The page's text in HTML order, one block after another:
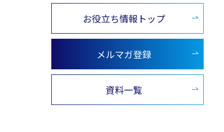
お役立ち情報トップ
メルマガ登録
資料一覧